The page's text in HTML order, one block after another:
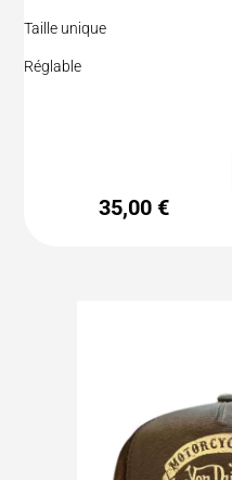
Taille unique
Réglable
35,00 €